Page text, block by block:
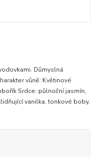
Důmyslná
vůně: Květinové
Srdce: půlnoční jasmín,
vanilka, tonkové boby,